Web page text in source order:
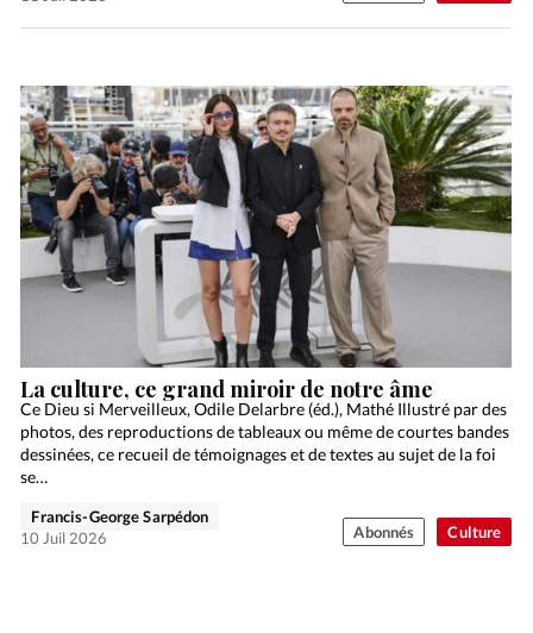
Culture
La culture, ce grand miroir de notre âme
Ce Dieu si Merveilleux, Odile Delarbre (éd.), Mathé Illustré par des
photos, des reproductions de tableaux ou même de courtes bandes
dessinées, ce recueil de témoignages et de textes au sujet de la foi
se…
Francis-George Sarpédon
10 Juil 2026
Abonnés